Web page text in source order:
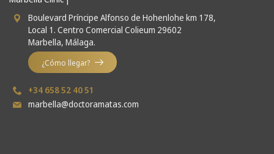
Boulevard Príncipe Alfonso de Hohenlohe km 178,
Local 1. Centro Comercial Colieum 29602
Marbella, Málaga.
¿Cómo llegar?
+34 658 52 40 51
marbella@doctoramatas.com